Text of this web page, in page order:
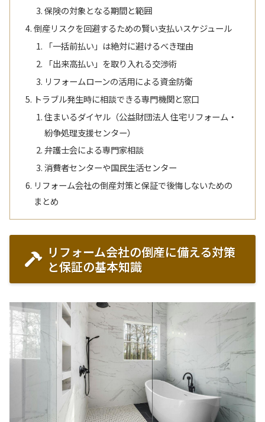
保険の対象となる期間と範囲
倒産リスクを回避するための賢い支払いスケジュール
「一括前払い」は絶対に避けるべき理由
「出来高払い」を取り入れる交渉術
リフォームローンの活用による資金防衛
トラブル発生時に相談できる専門機関と窓口
住まいるダイヤル（公益財団法人 住宅リフォーム・
紛争処理支援センター）
弁護士会による専門家相談
消費者センターや国民生活センター
リフォーム会社の倒産対策と保証で後悔しないための
まとめ
リフォーム会社の倒産に備える対策
と保証の基本知識